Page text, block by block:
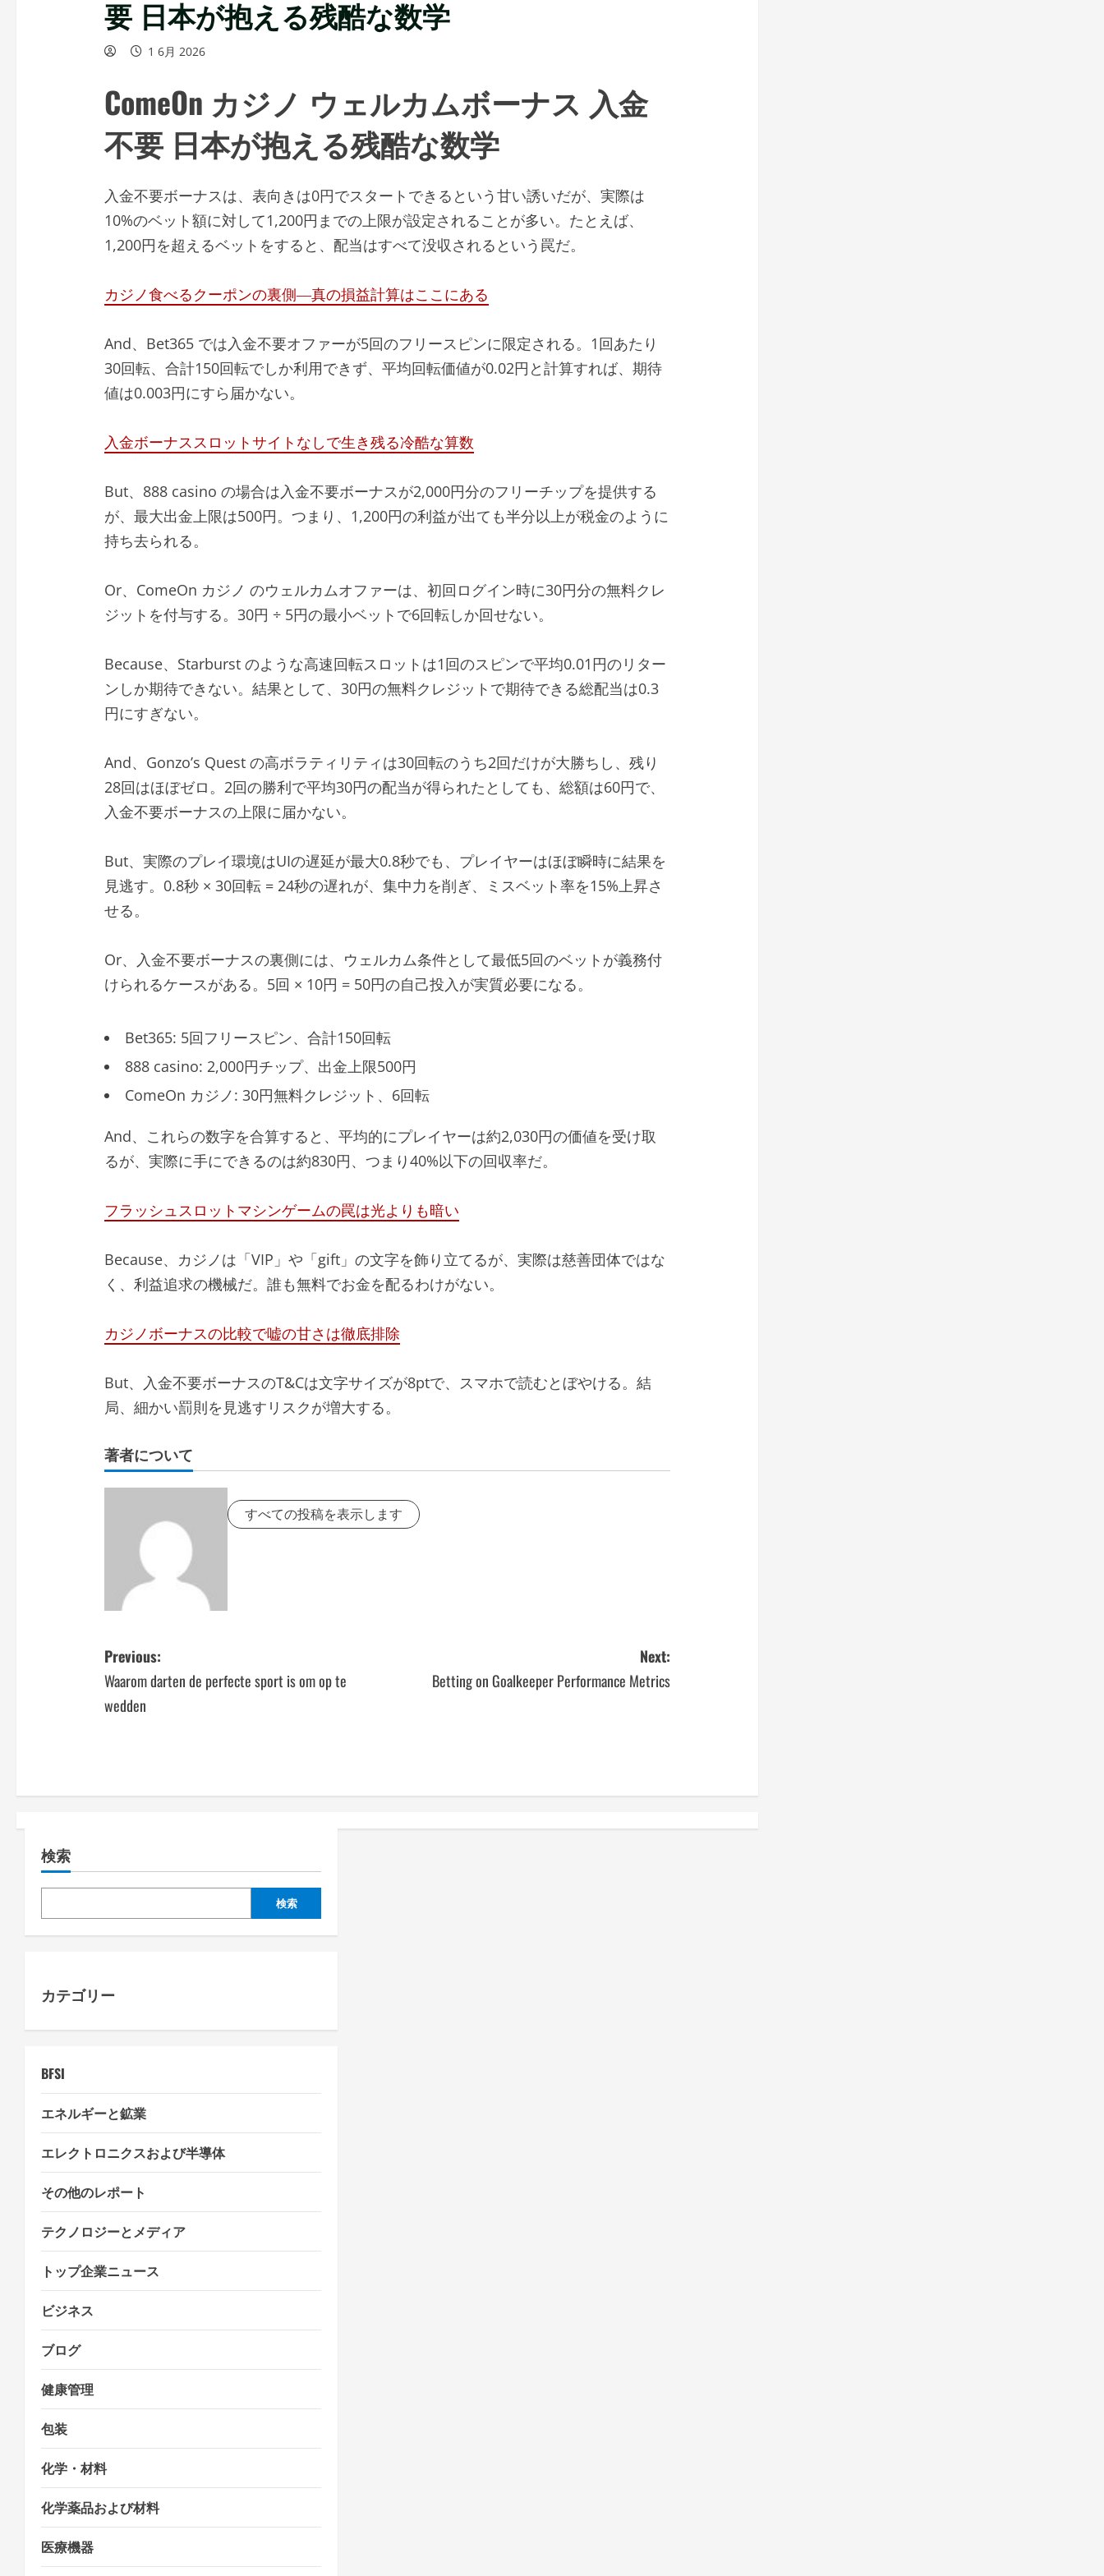
要 日本が抱える残酷な数学
1 6月 2026
ComeOn カジノ ウェルカムボーナス 入金
不要 日本が抱える残酷な数学
入金不要ボーナスは、表向きは0円でスタートできるという甘い誘いだが、実際は
10%のベット額に対して1,200円までの上限が設定されることが多い。たとえば、
1,200円を超えるベットをすると、配当はすべて没収されるという罠だ。
カジノ食べるクーポンの裏側―真の損益計算はここにある
And、Bet365 では入金不要オファーが5回のフリースピンに限定される。1回あたり
30回転、合計150回転でしか利用できず、平均回転価値が0.02円と計算すれば、期待
値は0.003円にすら届かない。
入金ボーナススロットサイトなしで生き残る冷酷な算数
But、888 casino の場合は入金不要ボーナスが2,000円分のフリーチップを提供する
が、最大出金上限は500円。つまり、1,200円の利益が出ても半分以上が税金のように
持ち去られる。
Or、ComeOn カジノ のウェルカムオファーは、初回ログイン時に30円分の無料クレ
ジットを付与する。30円 ÷ 5円の最小ベットで6回転しか回せない。
Because、Starburst のような高速回転スロットは1回のスピンで平均0.01円のリター
ンしか期待できない。結果として、30円の無料クレジットで期待できる総配当は0.3
円にすぎない。
And、Gonzo’s Quest の高ボラティリティは30回転のうち2回だけが大勝ちし、残り
28回はほぼゼロ。2回の勝利で平均30円の配当が得られたとしても、総額は60円で、
入金不要ボーナスの上限に届かない。
But、実際のプレイ環境はUIの遅延が最大0.8秒でも、プレイヤーはほぼ瞬時に結果を
見逃す。0.8秒 × 30回転 = 24秒の遅れが、集中力を削ぎ、ミスベット率を15%上昇さ
せる。
Or、入金不要ボーナスの裏側には、ウェルカム条件として最低5回のベットが義務付
けられるケースがある。5回 × 10円 = 50円の自己投入が実質必要になる。
Bet365: 5回フリースピン、合計150回転
888 casino: 2,000円チップ、出金上限500円
ComeOn カジノ: 30円無料クレジット、6回転
And、これらの数字を合算すると、平均的にプレイヤーは約2,030円の価値を受け取
るが、実際に手にできるのは約830円、つまり40%以下の回収率だ。
フラッシュスロットマシンゲームの罠は光よりも暗い
Because、カジノは「VIP」や「gift」の文字を飾り立てるが、実際は慈善団体ではな
く、利益追求の機械だ。誰も無料でお金を配るわけがない。
カジノボーナスの比較で嘘の甘さは徹底排除
But、入金不要ボーナスのT&Cは文字サイズが8ptで、スマホで読むとぼやける。結
局、細かい罰則を見逃すリスクが増大する。
著者について
すべての投稿を表示します
P
o
n
v
i
g
t
i
n
Previous:
Waarom darten de perfecte sport is om op te
wedden
Next:
Betting on Goalkeeper Performance Metrics
検索
検索
カテゴリー
BFSI
エネルギーと鉱業
エレクトロニクスおよび半導体
その他のレポート
テクノロジーとメディア
トップ企業ニュース
ビジネス
ブログ
健康管理
包装
化学・材料
化学薬品および材料
医療機器